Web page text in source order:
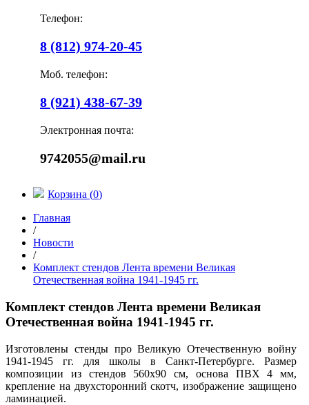
Телефон:
8 (812) 974-20-45
Моб. телефон:
8 (921) 438-67-39
Электронная почта:
9742055@mail.ru
Корзина (0)
Главная
/
Новости
/
Комплект стендов Лента времени Великая
Отечественная война 1941-1945 гг.
Комплект стендов Лента времени Великая
Отечественная война 1941-1945 гг.
Изготовлены стенды про Великую Отечественную войну
1941-1945 гг. для школы в Санкт-Петербурге. Размер
композиции из стендов 560х90 см, основа ПВХ 4 мм,
крепление на двухсторонний скотч, изображение защищено
ламинацией.